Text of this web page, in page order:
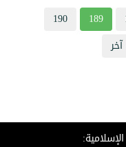
189
190
آخر